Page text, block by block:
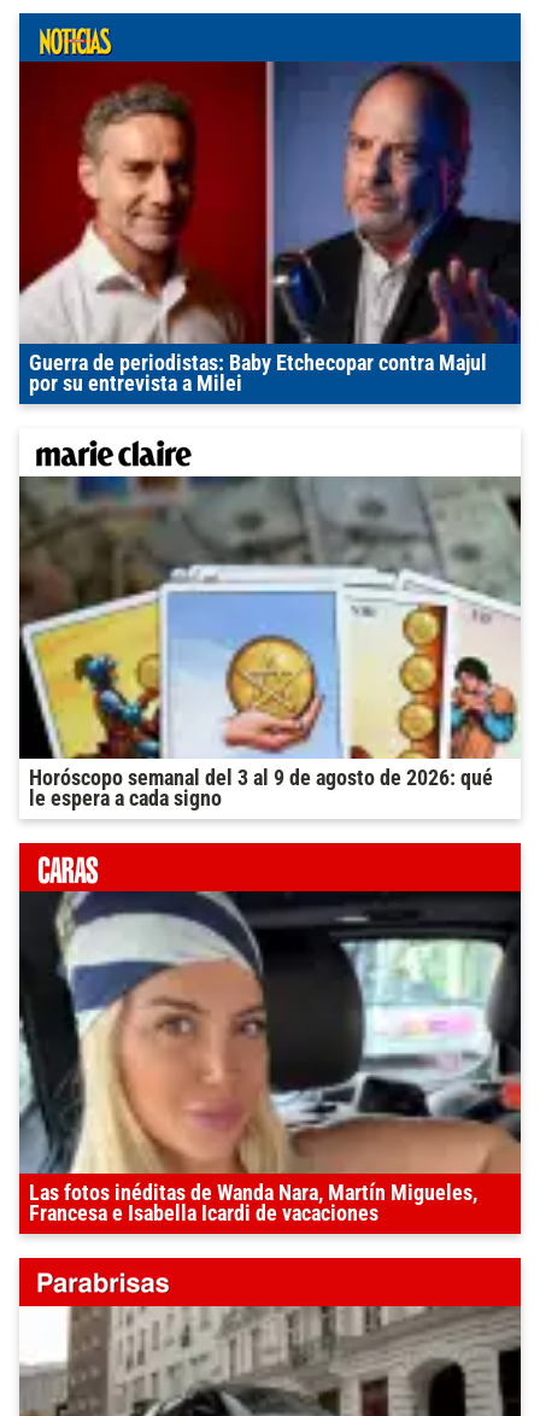
Guerra de periodistas: Baby Etchecopar contra Majul
por su entrevista a Milei
Horóscopo semanal del 3 al 9 de agosto de 2026: qué
le espera a cada signo
Las fotos inéditas de Wanda Nara, Martín Migueles,
Francesa e Isabella Icardi de vacaciones